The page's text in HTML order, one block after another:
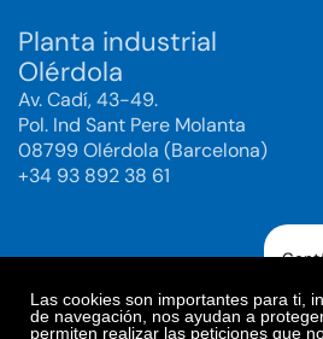
Las cookies son importantes para ti,
de navegación, nos ayudan a
permiten realizar las peticiones que
Planta industrial
Olérdola
Av. Cadí, 43-49.
Pol. Ind Sant Pere Molanta
08799 Olérdola (Barcelona)
+34 93 892 38 61